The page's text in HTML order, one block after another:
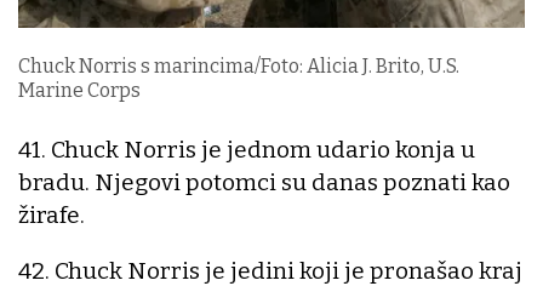
Chuck Norris s marincima/Foto: Alicia J. Brito, U.S.
Marine Corps
41. Chuck Norris je jednom udario konja u
bradu. Njegovi potomci su danas poznati kao
žirafe.
42. Chuck Norris je jedini koji je pronašao kraj